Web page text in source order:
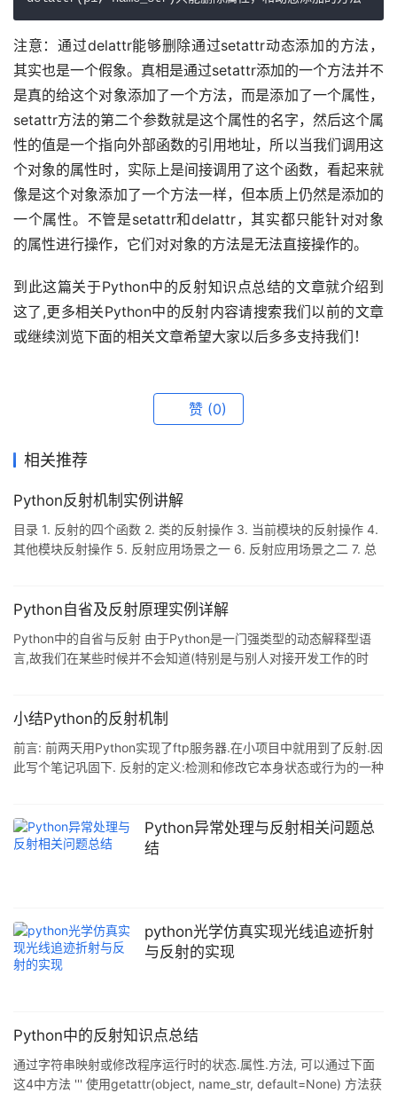
注意：通过delattr能够删除通过setattr动态添加的方法，
其实也是一个假象。真相是通过setattr添加的一个方法并不
是真的给这个对象添加了一个方法，而是添加了一个属性，
setattr方法的第二个参数就是这个属性的名字，然后这个属
性的值是一个指向外部函数的引用地址，所以当我们调用这
个对象的属性时，实际上是间接调用了这个函数，看起来就
像是这个对象添加了一个方法一样，但本质上仍然是添加的
一个属性。不管是setattr和delattr，其实都只能针对对象
的属性进行操作，它们对对象的方法是无法直接操作的。
到此这篇关于Python中的反射知识点总结的文章就介绍到
这了,更多相关Python中的反射内容请搜索我们以前的文章
或继续浏览下面的相关文章希望大家以后多多支持我们！
赞 (0)
相关推荐
Python反射机制实例讲解
目录 1. 反射的四个函数 2. 类的反射操作 3. 当前模块的反射操作 4.
其他模块反射操作 5. 反射应用场景之一 6. 反射应用场景之二 7. 总
name): self.name = name def say_hi(self): print('Hello, my name
Python自省及反射原理实例详解
Python中的自省与反射 由于Python是一门强类型的动态解释型语
言,故我们在某些时候并不会知道(特别是与别人对接开发工作的时
一种更文明的方式来获取该对象下的属性与方法,故这种文明的方式
对象的能力,而反射是操纵对象的能力. Python中使用delattr()和
setattr()实现反射,而其
小结Python的反射机制
前言: 前两天用Python实现了ftp服务器.在小项目中就用到了反射.因
此写个笔记巩固下. 反射的定义:检测和修改它本身状态或行为的一种
hasattr:判断一个方法是否存在与这个类中 class Person(object):
def __init__(self,name): self.name = name def talk
Python异常处理与反射相关问题总
结
python光学仿真实现光线追迹折射
与反射的实现
Python中的反射知识点总结
通过字符串映射或修改程序运行时的状态.属性.方法, 可以通过下面
这4中方法 ''' 使用getattr(object, name_str, default=None) 方法获